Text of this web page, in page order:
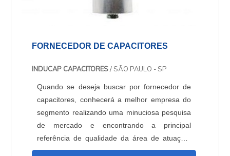
FORNECEDOR DE CAPACITORES
INDUCAP CAPACITORES/ SÃO PAULO - SP
Quando se deseja buscar por fornecedor de
capacitores, conhecerá a melhor empresa do
segmento realizando uma minuciosa pesquisa
de mercado e encontrando a principal
referência de qualidade da área de atuação.
OUTRAS INFORMAÇÕES SOBRE O